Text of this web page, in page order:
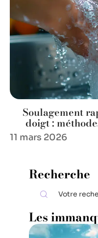
Soulagement
doigt :
11 mars 2026
Recherche
Les